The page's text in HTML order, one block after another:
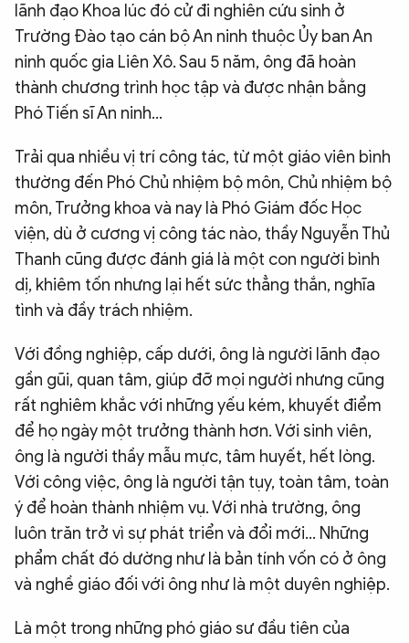
lãnh đạo Khoa lúc đó cử đi nghiên cứu sinh ở
Trường Đào tạo cán bộ An ninh thuộc Ủy ban An
ninh quốc gia Liên Xô. Sau 5 năm, ông đã hoàn
thành chương trình học tập và được nhận bằng
Phó Tiến sĩ An ninh...
Trải qua nhiều vị trí công tác, từ một giáo viên bình
thường đến Phó Chủ nhiệm bộ môn, Chủ nhiệm bộ
môn, Trưởng khoa và nay là Phó Giám đốc Học
viện, dù ở cương vị công tác nào, thầy Nguyễn Thủ
Thanh cũng được đánh giá là một con người bình
dị, khiêm tốn nhưng lại hết sức thẳng thắn, nghĩa
tình và đầy trách nhiệm.
Với đồng nghiệp, cấp dưới, ông là người lãnh đạo
gần gũi, quan tâm, giúp đỡ mọi người nhưng cũng
rất nghiêm khắc với những yếu kém, khuyết điểm
để họ ngày một trưởng thành hơn. Với sinh viên,
ông là người thầy mẫu mực, tâm huyết, hết lòng.
Với công việc, ông là người tận tụy, toàn tâm, toàn
ý để hoàn thành nhiệm vụ. Với nhà trường, ông
luôn trăn trở vì sự phát triển và đổi mới… Những
phẩm chất đó dường như là bản tính vốn có ở ông
và nghề giáo đối với ông như là một duyên nghiệp.
Là một trong những phó giáo sư đầu tiên của